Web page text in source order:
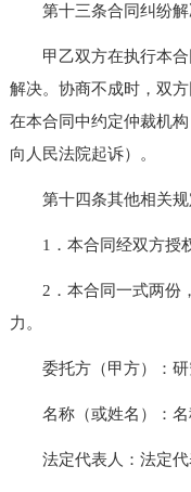
第十三条合同纠纷解
甲乙双方在执行本合
解决。协商不成时，双
在本合同中约定仲裁机
向人民法院起诉）。
第十四条其他相关规
1．本合同经双方授权
2．本合同一式两份，
力。
委托方（甲方）：研
名称（或姓名）：名
法定代表人：法定代